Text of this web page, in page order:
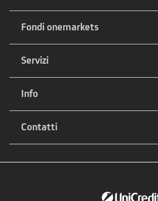
Fondi onemarkets
Servizi
Info
Contatti